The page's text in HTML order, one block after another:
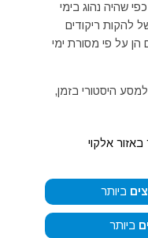
שהיה נהוג בימי
להקות ריקודים
הן על פי מסורת ימי
היסטורי בזמן,
אלקוי
ביותר
ביותר